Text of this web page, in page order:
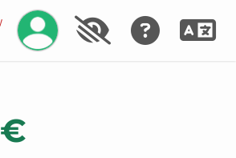
Gérez votre compte